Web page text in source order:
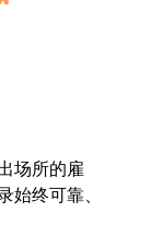
场所的雇
终可靠、